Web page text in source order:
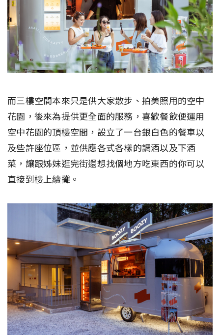
而三樓空間本來只是供大家散步、拍美照用的空中
花園，後來為提供更全面的服務，喜歡餐飲便運用
空中花園的頂樓空間，設立了一台銀白色的餐車以
及些許座位區，並供應各式各樣的調酒以及下酒
菜，讓跟姊妹逛完街還想找個地方吃東西的你可以
直接到樓上續攤。